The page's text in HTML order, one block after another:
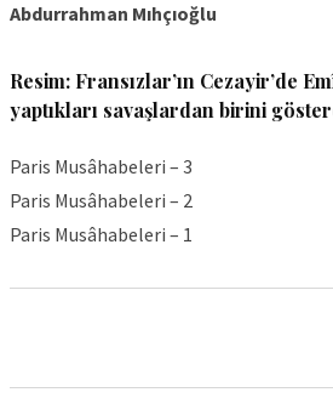
Abdurrahman Mıhçıoğlu
Resim: Fransızlar’ın Cezayir’de
yaptıkları savaşlardan birini
Paris Musâhabeleri – 3
Paris Musâhabeleri – 2
Paris Musâhabeleri – 1